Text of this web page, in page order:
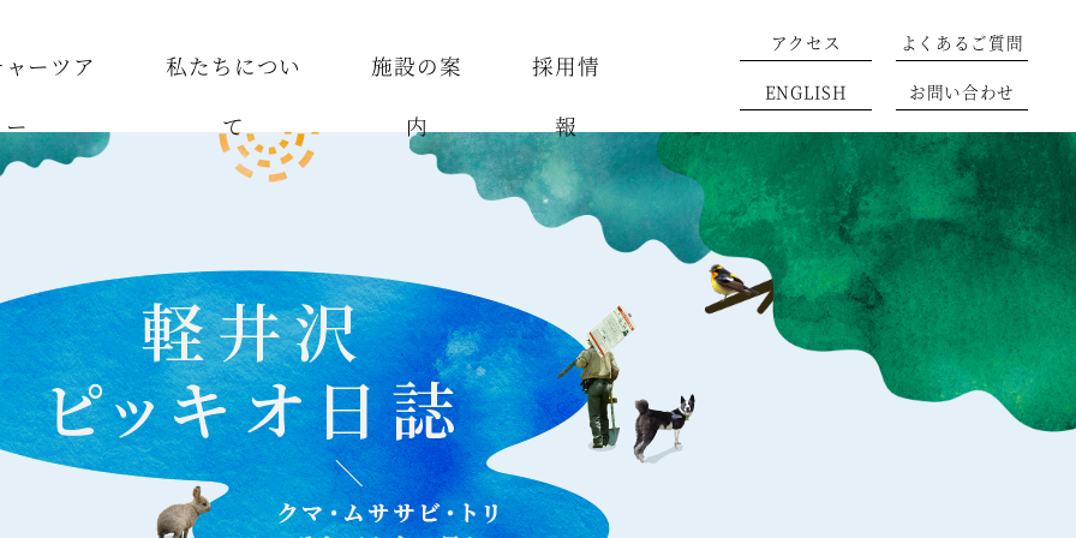
ーツア
ー
私たちについ
て
施設の案
内
採用情
報
アクセス よくあるご質問
ENGLISH お問い合わせ